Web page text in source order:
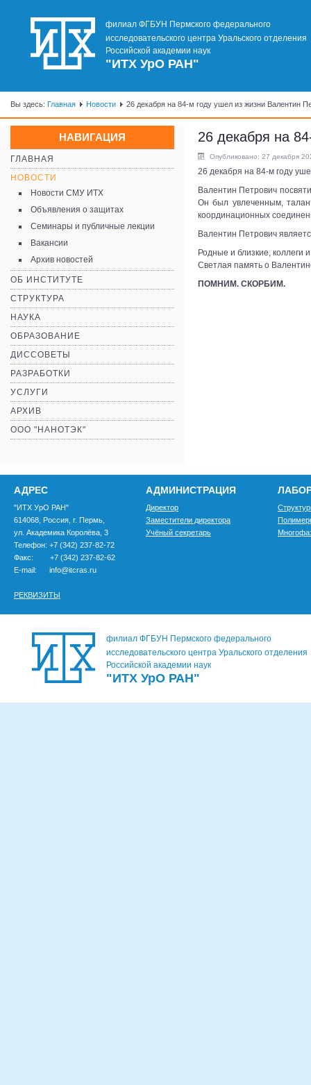
филиал ФГБУН Пермского федерального
исследовательского центра Уральского отделения
Российской академии наук
"ИТХ УрО РАН"
Вы здесь: Главная Новости 26 декабря на 84-м году ушел из жизни Валентин
НАВИГАЦИЯ
ГЛАВНАЯ
НОВОСТИ
Новости СМУ ИТХ
Объявления о защитах
Семинары и публичные лекции
Вакансии
Архив новостей
ОБ ИНСТИТУТЕ
СТРУКТУРА
НАУКА
ОБРАЗОВАНИЕ
ДИССОВЕТЫ
РАЗРАБОТКИ
УСЛУГИ
АРХИВ
ООО "НАНОТЭК"
26 декабря на
Опубликовано: 27 декабря
26 декабря на 84-м году
Валентин Петрович
Он был увлеченным,
координационных
Валентин Петрович
Родные и близкие, коллеги
Светлая память о
ПОМНИМ. СКОРБИМ.
АДРЕС
"ИТХ УрО РАН"
614068, Россия, г. Пермь,
ул. Академика Королёва, 3
Телефон: +7 (342) 237-82-72
Факс: +7 (342) 237-82-62
E-mail: info@itcras.ru
РЕКВИЗИТЫ
АДМИНИСТРАЦИЯ
Директор
Заместители директора
Учёный секретарь
филиал ФГБУН Пермского федерального
исследовательского центра Уральского отделения
Российской академии наук
"ИТХ УрО РАН"